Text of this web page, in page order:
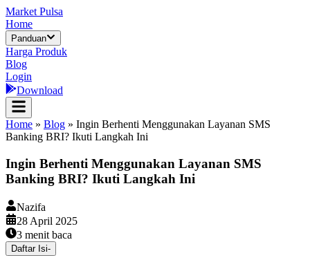
Market Pulsa
Home
Panduan
Harga Produk
Blog
Login
Download
Home » Blog » Ingin Berhenti Menggunakan Layanan SMS
Banking BRI? Ikuti Langkah Ini
Ingin Berhenti Menggunakan Layanan SMS
Banking BRI? Ikuti Langkah Ini
Nazifa
28 April 2025
3 menit baca
Daftar Isi-